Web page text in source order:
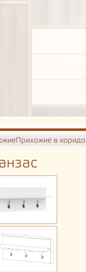
Прихожие в